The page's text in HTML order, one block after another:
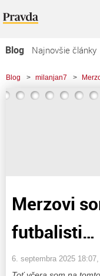
Blog
Najnovšie články
Najčítanejšie články
Najkomentovanejšie
Blog > milanjan7 >
Merzovi
futbalisti…
6. septembra 2025 18:07